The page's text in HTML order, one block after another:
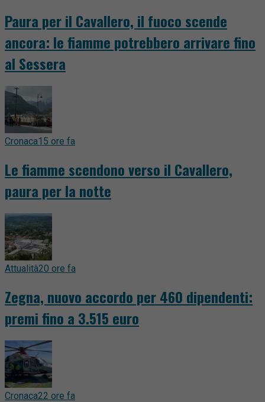
Paura per il Cavallero, il fuoco scende
ancora: le fiamme potrebbero arrivare fino
al Sessera
Cronaca15 ore fa
Le fiamme scendono verso il Cavallero,
paura per la notte
Attualità20 ore fa
Zegna, nuovo accordo per 460 dipendenti:
premi fino a 3.515 euro
Cronaca22 ore fa